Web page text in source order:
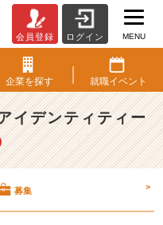
会員登録 ログイン MENU
企業を探す 就職イベント
イデンティティー
募集 >